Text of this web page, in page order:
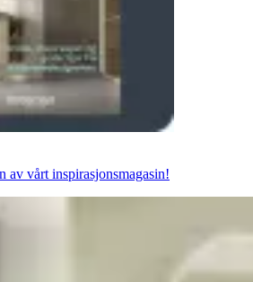
av vårt inspirasjonsmagasin!